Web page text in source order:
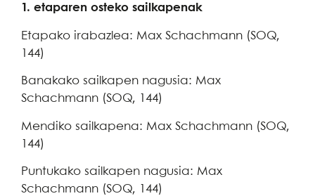
1. etaparen osteko sailkapenak
Etapako irabazlea: Max Schachmann (SOQ,
144)
Banakako sailkapen nagusia: Max
Schachmann (SOQ, 144)
Mendiko sailkapena: Max Schachmann (SOQ,
144)
Puntukako sailkapen nagusia: Max
Schachmann (SOQ, 144)